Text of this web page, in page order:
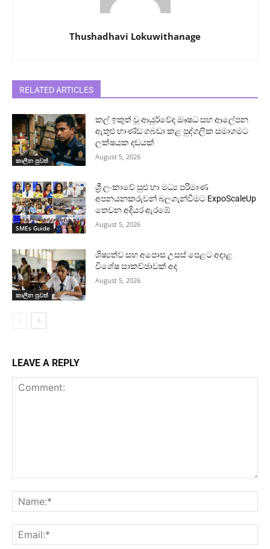
Thushadhavi Lokuwithanage
RELATED ARTICLES
කාලීන පුවත්
කල් ඉකුත් වූ ආයුර්වේද ඖෂධ සහ ආලේපන
ඇතුළු භාණ්ඩ ගබඩා කළ පුද්ගලික සමාගමට
ලක්ෂයක දඩයක්
August 5, 2026
SMEs Guide
ශ්‍රී ලංකාවේ සුළු හා මධ්‍ය පරිමාණ
අපනයනකරුවන් බලගැන්වීමට ExpoScaleUp
තෙවන අදියර ඇරඹේ
August 5, 2026
කාලීන පුවත්
ශිෂ්‍යත්ව සහ අපොස උසස් පෙළට අදාළ
විශේෂ සාකච්ඡාවක් අද
August 5, 2026
LEAVE A REPLY